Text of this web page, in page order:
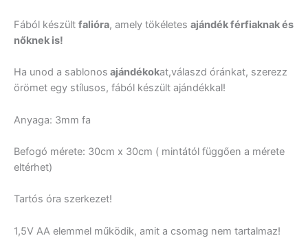
Fából készült falióra, amely tökéletes ajándék férfiaknak és
nőknek is!
Ha unod a sablonos ajándékokat,válaszd óránkat, szerezz
örömet egy stílusos, fából készült ajándékkal!
Anyaga: 3mm fa
Befogó mérete: 30cm x 30cm ( mintától függően a mérete
eltérhet)
Tartós óra szerkezet!
1,5V AA elemmel működik, amit a csomag nem tartalmaz!